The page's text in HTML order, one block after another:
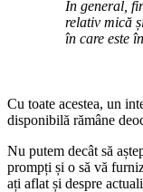
În general,
relativ mică
în care este
Cu toate acestea, un
disponibilă rămâne
Nu putem decât să
prompți și o să vă
ați aflat și despre